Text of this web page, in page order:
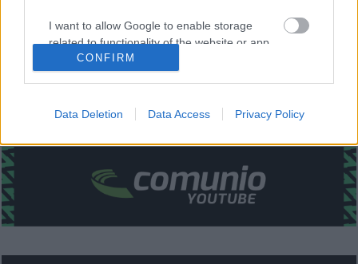
I want to allow Google to enable storage
related to functionality of the website or app.
I want to allow Google to enable storage
I want to allow Google to enable storage
related to security, including authentication
user protection.
CONFIRM
Data Deletion Data Access Privacy Policy
lugar de Kang-In Lee.
¿Aún no juegas a Comunio? Regístrate, ¡gratis!